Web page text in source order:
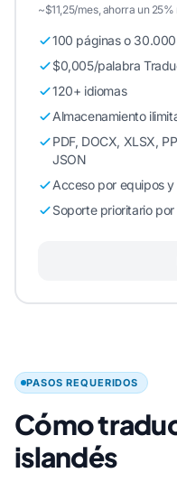
~$11,25/mes, ahorra un
100 páginas o
$0,005/palabra
120+ idiomas
Almacenamiento
PDF, DOCX, XLSX,
JSON
Acceso por equipos
Soporte prioritario
PASOS REQUERIDOS
Cómo
islandés